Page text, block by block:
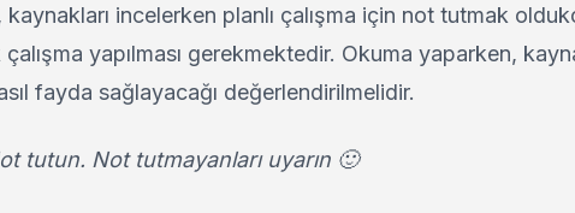
incelerken planlı çalışma için not tutmak
yapılması gerekmektedir. Okuma yaparken,
fayda sağlayacağı değerlendirilmelidir.
tutun. Not tutmayanları uyarın 🙂